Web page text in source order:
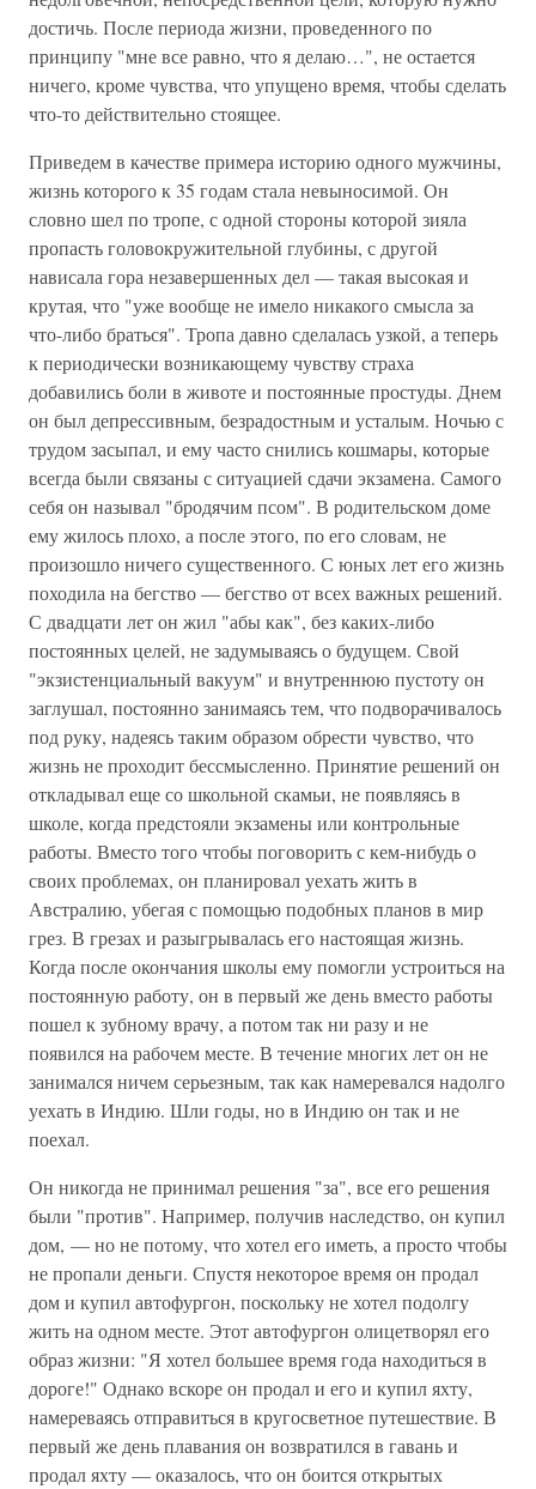
достичь. После периода жизни, проведенного по
принципу "мне все равно, что я делаю…", не остается
ничего, кроме чувства, что упущено время, чтобы сделать
что-то действительно стоящее.
Приведем в качестве примера историю одного мужчины,
жизнь которого к 35 годам стала невыносимой. Он
словно шел по тропе, с одной стороны которой зияла
пропасть головокружительной глубины, с другой
нависала гора незавершенных дел — такая высокая и
крутая, что "уже вообще не имело никакого смысла за
что-либо браться". Тропа давно сделалась узкой, а теперь
к периодически возникающему чувству страха
добавились боли в животе и постоянные простуды. Днем
он был депрессивным, безрадостным и усталым. Ночью с
трудом засыпал, и ему часто снились кошмары, которые
всегда были связаны с ситуацией сдачи экзамена. Самого
себя он называл "бродячим псом". В родительском доме
ему жилось плохо, а после этого, по его словам, не
произошло ничего существенного. С юных лет его жизнь
походила на бегство — бегство от всех важных решений.
С двадцати лет он жил "абы как", без каких-либо
постоянных целей, не задумываясь о будущем. Свой
"экзистенциальный вакуум" и внутреннюю пустоту он
заглушал, постоянно занимаясь тем, что подворачивалось
под руку, надеясь таким образом обрести чувство, что
жизнь не проходит бессмысленно. Принятие решений он
откладывал еще со школьной скамьи, не появляясь в
школе, когда предстояли экзамены или контрольные
работы. Вместо того чтобы поговорить с кем-нибудь о
своих проблемах, он планировал уехать жить в
Австралию, убегая с помощью подобных планов в мир
грез. В грезах и разыгрывалась его настоящая жизнь.
Когда после окончания школы ему помогли устроиться на
постоянную работу, он в первый же день вместо работы
пошел к зубному врачу, а потом так ни разу и не
появился на рабочем месте. В течение многих лет он не
занимался ничем серьезным, так как намеревался надолго
уехать в Индию. Шли годы, но в Индию он так и не
поехал.
Он никогда не принимал решения "за", все его решения
были "против". Например, получив наследство, он купил
дом, — но не потому, что хотел его иметь, а просто чтобы
не пропали деньги. Спустя некоторое время он продал
дом и купил автофургон, поскольку не хотел подолгу
жить на одном месте. Этот автофургон олицетворял его
образ жизни: "Я хотел большее время года находиться в
дороге!" Однако вскоре он продал и его и купил яхту,
намереваясь отправиться в кругосветное путешествие. В
первый же день плавания он возвратился в гавань и
продал яхту — оказалось, что он боится открытых